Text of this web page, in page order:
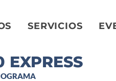
SERVICIOS
EXPRESS